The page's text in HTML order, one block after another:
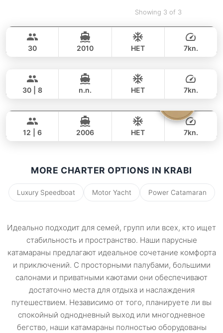
Showing 3 of 3
LAGOON 40FT
63,600 THB
30 2010 НЕТ 7kn.
LAGOON 47FT
58,000 THB
40,000 THB
30 | 8 n.n. НЕТ 7kn.
FOUNTAINE PAJOT 40FT
27,100 THB
12 | 6 2006 НЕТ 7kn.
MORE CHARTER OPTIONS IN KRABI
Luxury Speedboat Motor Yacht Power Catamaran
Идеально подходит для семей, групп или всех, кто ищет
стабильность и пространство. Наши парусные
катамараны предлагают идеальное сочетание комфорта
и приключений. С просторными палубами, большими
салонами и приватными каютами они обеспечивают
достаточно места для отдыха и наслаждения
путешествием. Независимо от того, планируете ли вы
спокойный однодневный выход или многодневное
бегство, наши катамараны полностью оборудованы